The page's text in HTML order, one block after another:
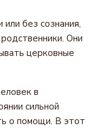
без сознания,
Они
церковные
в
сильной
о помощи. В этот